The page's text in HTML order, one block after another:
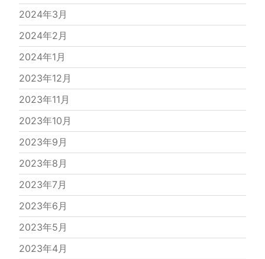
2024年3月
2024年2月
2024年1月
2023年12月
2023年11月
2023年10月
2023年9月
2023年8月
2023年7月
2023年6月
2023年5月
2023年4月